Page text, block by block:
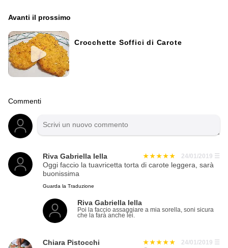
Avanti il ​​prossimo
Crocchette Soffici di Carote
Commenti
Riva Gabriella Iella 24/01/2019 ☰
Oggi faccio la tuavricetta torta di carote leggera, sarà
buonissima
Guarda la Traduzione
Riva Gabriella Iella
Poi la faccio assaggiare a mia sorella, soni sicura
che la farà anche lei.
Chiara Pistocchi 24/01/2019 ☰